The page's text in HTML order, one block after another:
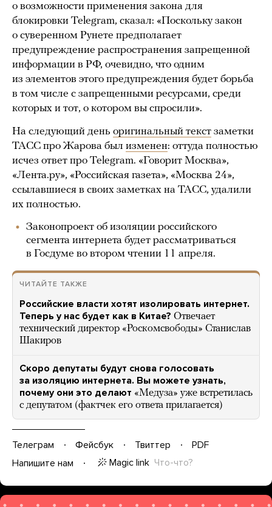
о возможности применения закона для
блокировки Telegram, сказал: «Поскольку закон
о суверенном Рунете предполагает
предупреждение распространения запрещенной
информации в РФ, очевидно, что одним
из элементов этого предупреждения будет борьба
в том числе с запрещенными ресурсами, среди
которых и тот, о котором вы спросили».
На следующий день оригинальный текст заметки
ТАСС про Жарова был изменен: оттуда полностью
исчез ответ про Telegram. «Говорит Москва»,
«Лента.ру», «Российская газета», «Москва 24»,
ссылавшиеся в своих заметках на ТАСС, удалили
их полностью.
Законопроект об изоляции российского
сегмента интернета будет рассматриваться
в Госдуме во втором чтении 11 апреля.
ЧИТАЙТЕ ТАКЖЕ
Российские власти хотят изолировать интернет.
Теперь у нас будет как в Китае? Отвечает
технический директор «Роскомсвободы» Станислав
Шакиров
Скоро депутаты будут снова голосовать
за изоляцию интернета. Вы можете узнать,
почему они это делают «Медуза» уже встретилась
с депутатом (фактчек его ответа прилагается)
Телеграм Фейсбук Твиттер
PDF
Напишите нам
Magic link Что-что?